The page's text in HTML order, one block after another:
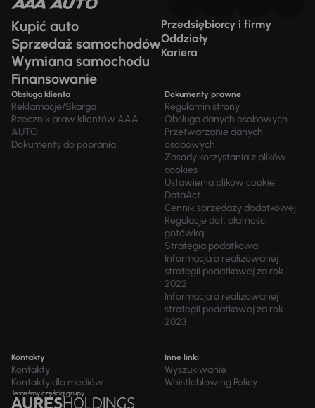
Kupić auto
Sprzedaż samochodów
Wymiana samochodu
Finansowanie
Przedsiębiorcy i firmy
Oddziały
Kariera
Obsługa klienta
Reklamacje/Skarga
Rzecznik praw klientów AAA
AUTO
Dokumenty do pobrania
Dokumenty prawne
Regulamin strony
Obsługa danych osobowych
Przetwarzanie danych
osobowych
Zasady korzystania z plików
cookies
Ustawienia plików cookie
DataAct
Cennik sprzedaży dodatkowej
Regulacje dot. płatności
gotówką
Strategia podatkowa
Informacja o realizowanej
strategii podatkowej za rok
2022
Informacja o realizowanej
strategii podatkowej za rok
2023
Kontakty
Kontakty
Kontakty dla mediów
Inne linki
Wyszukiwanie
Whistleblowing Policy
Jesteśmy częścią grupy